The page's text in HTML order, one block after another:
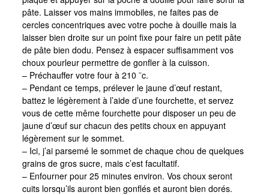
pâte. Laisser vos mains immobiles, ne faites pas de
cercles concentriques avec votre poche à douille mais la
laisser bien droite sur un point fixe pour faire un petit pâte
de pâte bien dodu. Pensez à espacer suffisamment vos
choux pourleur permettre de gonfler à la cuisson.
– Préchauffer votre four à 210 ¨c.
– Pendant ce temps, prélever le jaune d’œuf restant,
battez le légèrement à l’aide d’une fourchette, et servez
vous de cette même fourchette pour disposer un peu de
jaune d’œuf sur chacun des petits choux en appuyant
légèrement sur le sommet.
– Ici, j’ai parsemé le sommet de chaque chou de quelques
grains de gros sucre, mais c’est facultatif.
– Enfourner pour 25 minutes environ. Vos choux seront
cuits lorsqu’ils auront bien gonflés et auront bien dorés.